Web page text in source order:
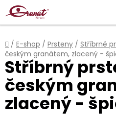
Přejít
na
obsah
Domů
/ E-shop / Prsteny / Stříbrné
českým granátem, zlacený -
Stříbrný
českým
zlacený -